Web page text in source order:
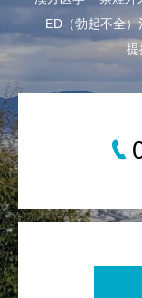
ED（勃起不全）
提